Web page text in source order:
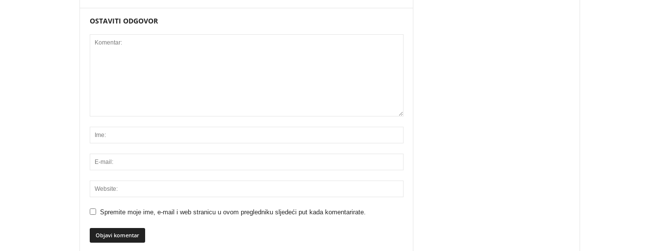
OSTAVITI ODGOVOR
Spremite moje ime, e-mail i web stranicu u ovom pregledniku sljedeći put kada komentarirate.